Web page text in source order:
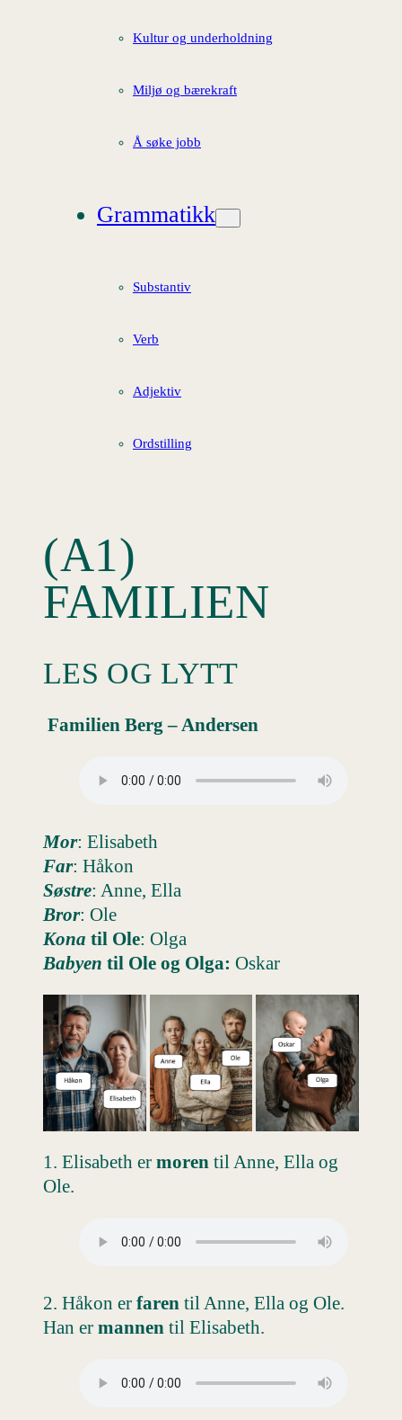
Kultur og underholdning
Miljø og bærekraft
Å søke jobb
Grammatikk
Substantiv
Verb
Adjektiv
Ordstilling
(A1)
FAMILIEN
LES OG LYTT
Familien Berg – Andersen
Mor: Elisabeth
Far: Håkon
Søstre: Anne, Ella
Bror: Ole
Kona til Ole: Olga
Babyen til Ole og Olga: Oskar
1. Elisabeth er moren til Anne, Ella og
Ole.
2. Håkon er faren til Anne, Ella og Ole.
Han er mannen til Elisabeth.